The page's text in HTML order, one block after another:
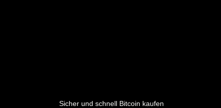
Sicher und schnell Bitcoin kaufen